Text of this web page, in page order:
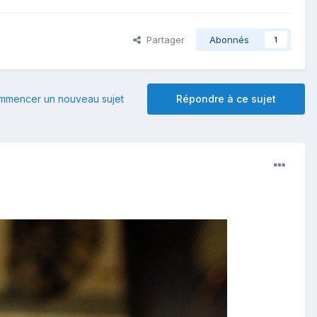
Partager Abonnés 1
Répondre à ce sujet
un nouveau sujet